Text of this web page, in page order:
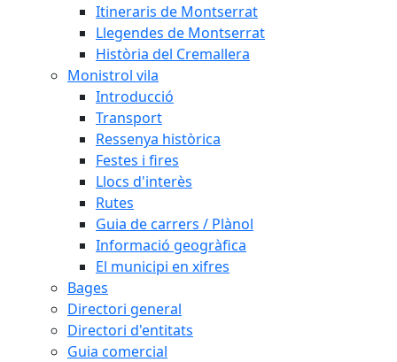
Itineraris de Montserrat
Llegendes de Montserrat
Història del Cremallera
Monistrol vila
Introducció
Transport
Ressenya històrica
Festes i fires
Llocs d'interès
Rutes
Guia de carrers / Plànol
Informació geogràfica
El municipi en xifres
Bages
Directori general
Directori d'entitats
Guia comercial